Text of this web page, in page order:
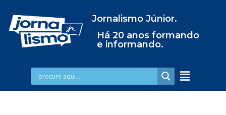
Jornalismo Júnior.
Há 20 anos formando
e informando.